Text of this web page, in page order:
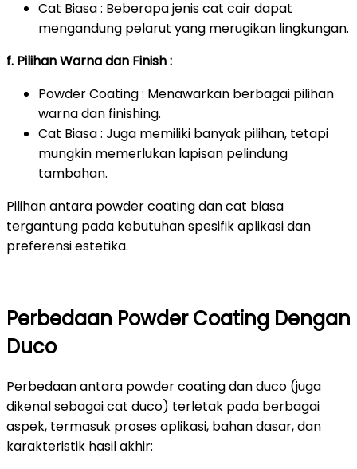
Cat Biasa : Beberapa jenis cat cair dapat
mengandung pelarut yang merugikan lingkungan.
f. Pilihan Warna dan Finish :
Powder Coating : Menawarkan berbagai pilihan
warna dan finishing.
Cat Biasa : Juga memiliki banyak pilihan, tetapi
mungkin memerlukan lapisan pelindung
tambahan.
Pilihan antara powder coating dan cat biasa
tergantung pada kebutuhan spesifik aplikasi dan
preferensi estetika.
Perbedaan Powder Coating Dengan
Duco
Perbedaan antara powder coating dan duco (juga
dikenal sebagai cat duco) terletak pada berbagai
aspek, termasuk proses aplikasi, bahan dasar, dan
karakteristik hasil akhir: